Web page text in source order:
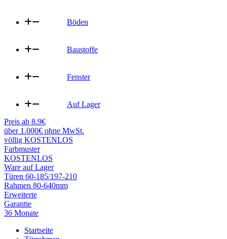
Böden
Baustoffe
Fenster
Auf Lager
Preis ab 8.9€
über 1.000€ ohne MwSt.
völlig KOSTENLOS
Farbmuster
KOSTENLOS
Ware auf Lager
Türen 60-185/197-210
Rahmen 80-640mm
Erweiterte
Garantie
36 Monate
Startseite